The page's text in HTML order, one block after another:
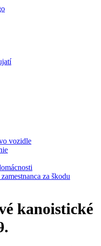
vozidle
za škodu
kanoistické